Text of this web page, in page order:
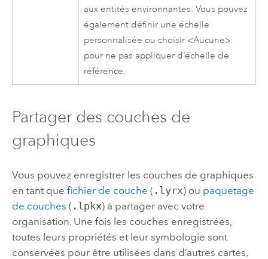
aux entités environnantes. Vous pouvez
également définir une échelle
personnalisée ou choisir <Aucune>
pour ne pas appliquer d’échelle de
référence.
Partager des couches de
graphiques
Vous pouvez enregistrer les couches de graphiques
en tant que fichier de couche ( .lyrx) ou paquetage
de couches ( .lpkx) à partager avec votre
organisation. Une fois les couches enregistrées,
toutes leurs propriétés et leur symbologie sont
conservées pour être utilisées dans d’autres cartes,